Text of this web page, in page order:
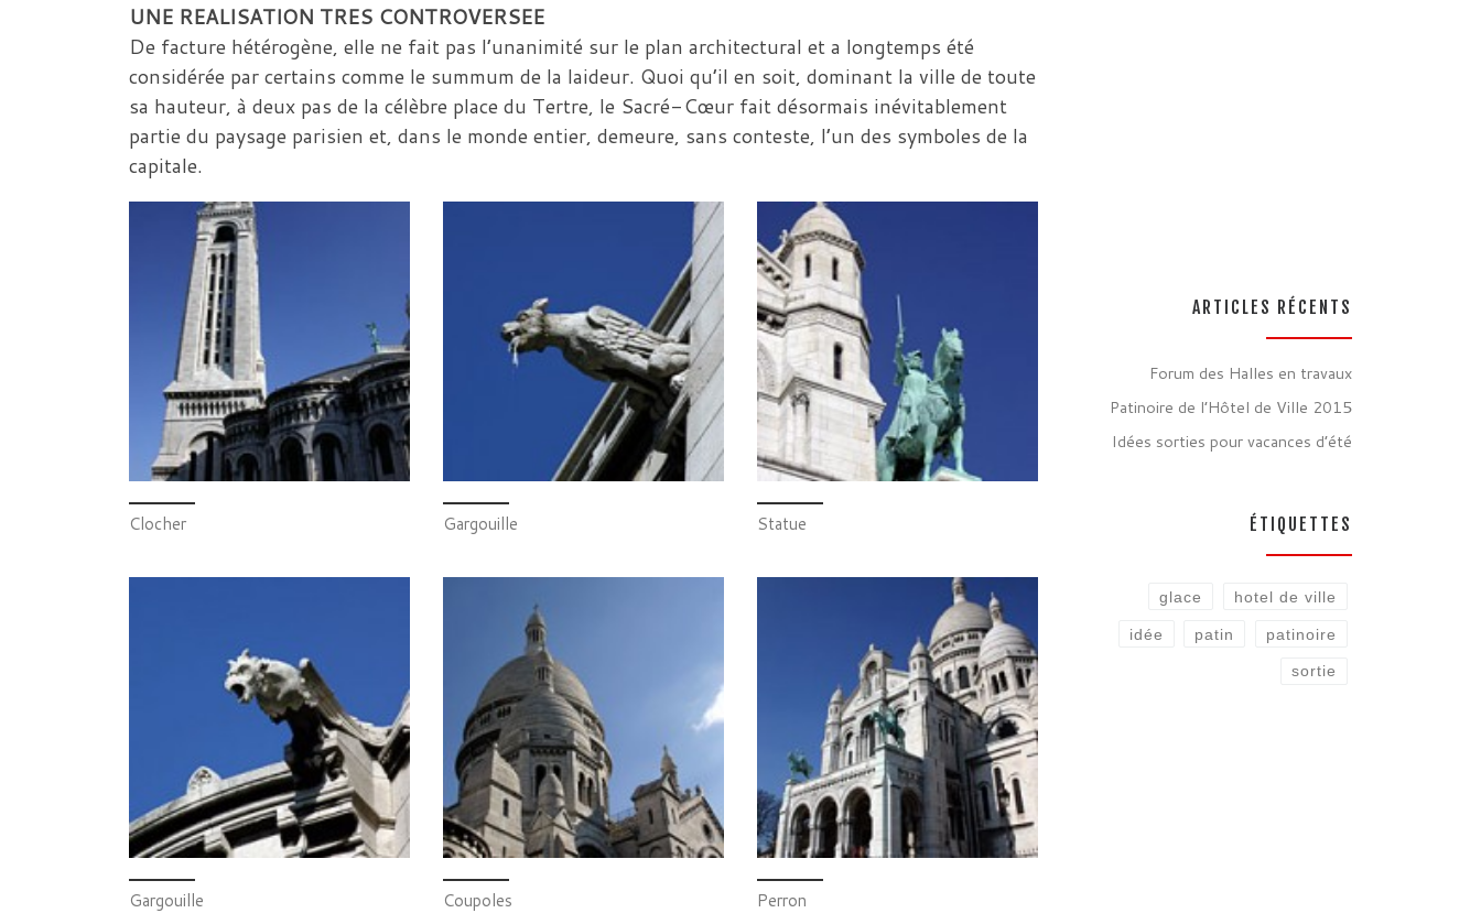
UNE REALISATION TRES CONTROVERSEE
De facture hétérogène, elle ne fait pas l’unanimité sur le plan architectural et a longtemps été
considérée par certains comme le summum de la laideur. Quoi qu’il en soit, dominant la ville de toute
sa hauteur, à deux pas de la célèbre place du Tertre, le Sacré-Cœur fait désormais inévitablement
partie du paysage parisien et, dans le monde entier, demeure, sans conteste, l’un des symboles de la
capitale.
Clocher Gargouille Statue
Gargouille Coupoles Perron
ARTICLES RÉCENTS
Forum des Halles en travaux
Patinoire de l’Hôtel de Ville 2015
Idées sorties pour vacances d’été
ÉTIQUETTES
glace hotel de ville
idée patin patinoire
sortie